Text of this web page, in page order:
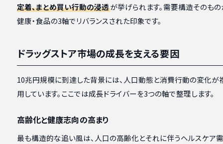
定着、まとめ買い行動の浸透が挙げられます。需要構造そのもの
健康・食品の3軸でリバランスされた印象です。
ドラッグストア市場の成長を支える要因
10兆円規模に到達した背景には、人口動態と消費行動の変化が
用しています。ここでは成長ドライバーを3つの軸で整理します。
高齢化と健康志向の高まり
最も構造的な追い風は、人口の高齢化とそれに伴うヘルスケア